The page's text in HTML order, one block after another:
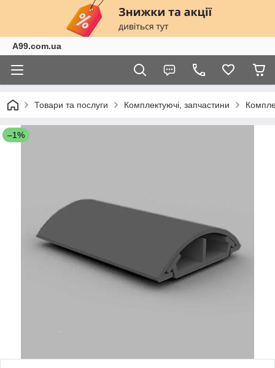
A99.com.ua
Товари та послуги Комплектуючі, запчастини
–1%